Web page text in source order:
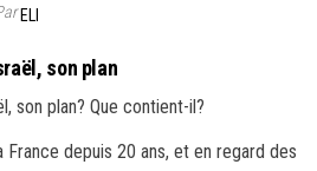
t
ELI
son plan
son plan? Que contient-il?
depuis 20 ans, et en regard des